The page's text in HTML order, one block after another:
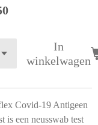
In
winkelwagen
Covid-19 Antigeen
is een neusswab test